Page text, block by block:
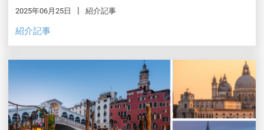
2025年06月25日 紹介記事
紹介記事